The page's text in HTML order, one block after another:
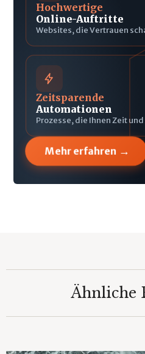
Hochwertige
Online-Auftritte
Websites, die Vertrauen
Zeitsparende
Automationen
Prozesse, die Ihnen Zeit
Mehr erfahren →
Ähnliche